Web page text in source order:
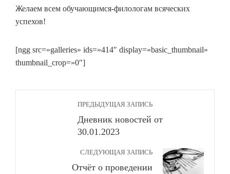
Желаем всем обучающимся-филологам всяческих
успехов!
[ngg src=»galleries» ids=»414″ display=»basic_thumbnail»
thumbnail_crop=»0″]
ПРЕДЫДУЩАЯ ЗАПИСЬ
Дневник новостей от
30.01.2023
СЛЕДУЮЩАЯ ЗАПИСЬ
Отчёт о проведении